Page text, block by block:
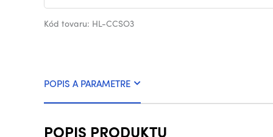
Kód tovaru: HL-CCSO3
POPIS A PARAMETRE
POPIS PRODUKTU